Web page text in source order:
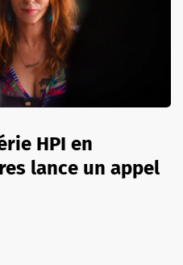
HPI en
lance un appel